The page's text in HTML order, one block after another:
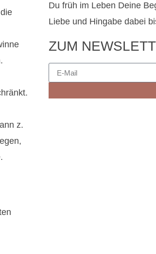
z.
Du früh im Leben Deine
Liebe und Hingabe dabei
ZUM